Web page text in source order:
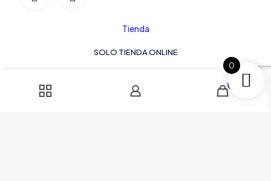
Tienda
SOLO TIENDA ONLINE
© 2024 Real Action Chile | Todos los Derechos Reservados.
0